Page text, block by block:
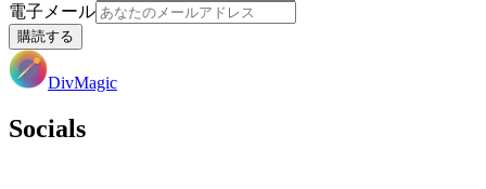
電子メール
購読する
DivMagic
Socials